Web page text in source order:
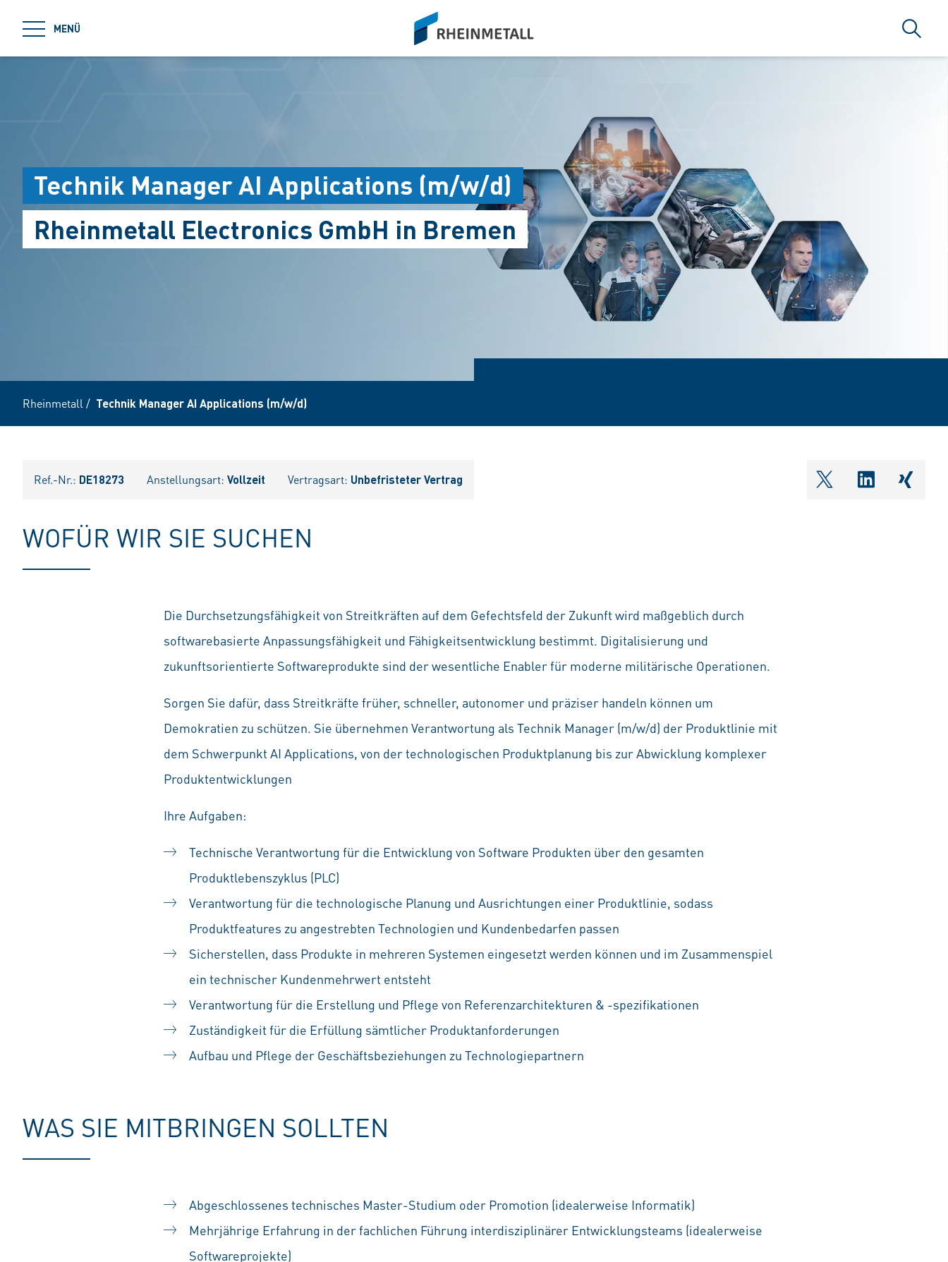
MENÜ
siteLogo
Suche
Technik Manager AI Applications (m/w/d)
Rheinmetall Electronics GmbH in Bremen
Rheinmetall / Technik Manager AI Applications (m/w/d)
Ref.-Nr.: DE18273 Anstellungsart: Vollzeit Vertragsart: Unbefristeter Vertrag shareOntwitter
WOFÜR WIR SIE SUCHEN
Die Durchsetzungsfähigkeit von Streitkräften auf dem Gefechtsfeld der Zukunft wird maßgeblich durch
softwarebasierte Anpassungsfähigkeit und Fähigkeitsentwicklung bestimmt. Digitalisierung und
zukunftsorientierte Softwareprodukte sind der wesentliche Enabler für moderne militärische Operationen.
Sorgen Sie dafür, dass Streitkräfte früher, schneller, autonomer und präziser handeln können um
Demokratien zu schützen. Sie übernehmen Verantwortung als Technik Manager (m/w/d) der Produktlinie mit
dem Schwerpunkt AI Applications, von der technologischen Produktplanung bis zur Abwicklung komplexer
Produktentwicklungen
Ihre Aufgaben:
Technische Verantwortung für die Entwicklung von Software Produkten über den gesamten
Produktlebenszyklus (PLC)
Verantwortung für die technologische Planung und Ausrichtungen einer Produktlinie, sodass
Produktfeatures zu angestrebten Technologien und Kundenbedarfen passen
Sicherstellen, dass Produkte in mehreren Systemen eingesetzt werden können und im Zusammenspiel
ein technischer Kundenmehrwert entsteht
Verantwortung für die Erstellung und Pflege von Referenzarchitekturen & -spezifikationen
Zuständigkeit für die Erfüllung sämtlicher Produktanforderungen
Aufbau und Pflege der Geschäftsbeziehungen zu Technologiepartnern
WAS SIE MITBRINGEN SOLLTEN
Abgeschlossenes technisches Master-Studium oder Promotion (idealerweise Informatik)
Mehrjährige Erfahrung in der fachlichen Führung interdisziplinärer Entwicklungsteams (idealerweise
Softwareprojekte)